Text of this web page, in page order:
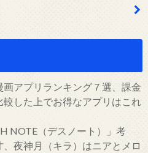
画アプリランキング７選、課金
した上でお得なアプリはこれ
NOTE（デスノート）」考
夜神月（キラ）はニアとメロ